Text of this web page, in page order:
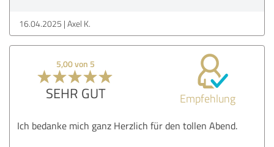
16.04.2025 Axel K.
5,00 von 5
SEHR GUT Empfehlung
Ich bedanke mich ganz Herzlich für den tollen Abend.